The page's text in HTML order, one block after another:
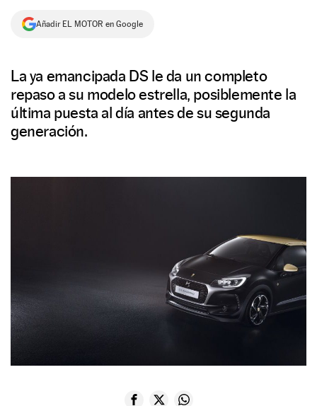
NEWSLETTER
Añadir EL MOTOR en Google
La ya emancipada DS le da un completo
repaso a su modelo estrella, posiblemente la
última puesta al día antes de su segunda
generación.